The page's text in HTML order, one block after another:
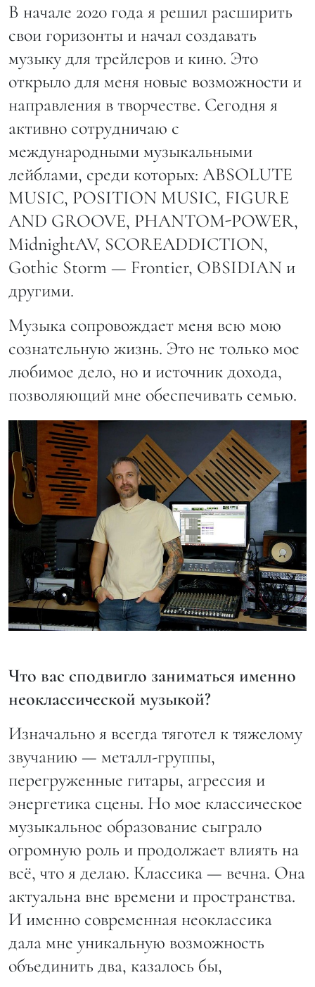
В начале 2020 года я решил расширить
свои горизонты и начал создавать
музыку для трейлеров и кино. Это
открыло для меня новые возможности и
направления в творчестве. Сегодня я
активно сотрудничаю с
международными музыкальными
лейблами, среди которых: ABSOLUTE
MUSIC, POSITION MUSIC, FIGURE
AND GROOVE, PHANTOM-POWER,
MidnightAV, SCOREADDICTION,
Gothic Storm — Frontier, OBSIDIAN и
другими.
Музыка сопровождает меня всю мою
сознательную жизнь. Это не только мое
любимое дело, но и источник дохода,
позволяющий мне обеспечивать семью.
Что вас сподвигло заниматься именно
неоклассической музыкой?
Изначально я всегда тяготел к тяжелому
звучанию — металл-группы,
перегруженные гитары, агрессия и
энергетика сцены. Но мое классическое
музыкальное образование сыграло
огромную роль и продолжает влиять на
всё, что я делаю. Классика — вечна. Она
актуальна вне времени и пространства.
И именно современная неоклассика
дала мне уникальную возможность
объединить два, казалось бы,